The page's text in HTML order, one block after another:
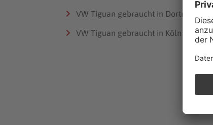
VW Tiguan gebraucht in Dortmund
VW Tiguan gebraucht in Köln